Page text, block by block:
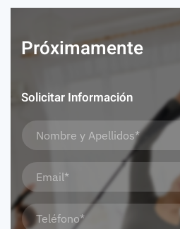
Próximamente
Solicitar Información